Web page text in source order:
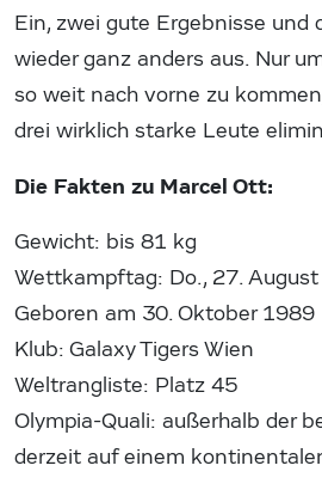
Ein, zwei gute Ergebnisse und
wieder ganz anders aus. Nur
so weit nach vorne zu
drei wirklich starke Leute
Die Fakten zu Marcel Ott:
Gewicht: bis 81 kg
Wettkampftag: Do., 27. August
Geboren am 30. Oktober 1989
Klub: Galaxy Tigers Wien
Weltrangliste: Platz 45
Olympia-Quali: außerhalb der
derzeit auf einem